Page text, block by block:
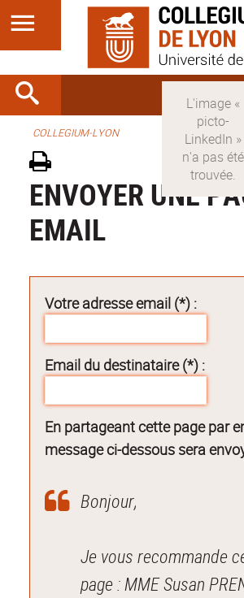
COLLEGIUM-LYON
ENVOYER UNE
EMAIL
Votre adresse email (*) :
Email du destinataire (*) :
En partageant cette page par
message ci-dessous sera
Bonjour,
Je vous recommande
page : MME Susan